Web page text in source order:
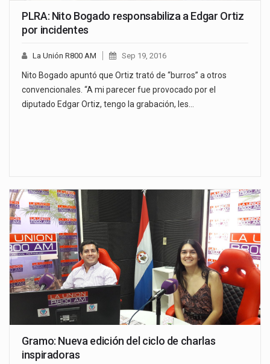
PLRA: Nito Bogado responsabiliza a Edgar Ortiz
por incidentes
La Unión R800 AM Sep 19, 2016
Nito Bogado apuntó que Ortiz trató de “burros” a otros
convencionales. “A mi parecer fue provocado por el
diputado Edgar Ortiz, tengo la grabación, les…
Gramo: Nueva edición del ciclo de charlas
inspiradoras